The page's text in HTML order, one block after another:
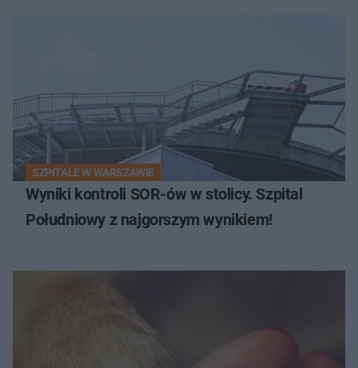
SZPITALE W WARSZAWIE
Wyniki kontroli SOR-ów w stolicy. Szpital
Południowy z najgorszym wynikiem!